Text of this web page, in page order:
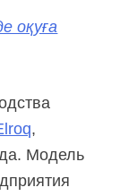
оқуға
,
Модель